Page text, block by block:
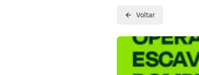
Voltar